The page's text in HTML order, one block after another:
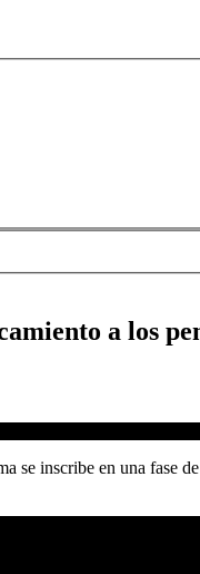
a los
se inscribe en una fase